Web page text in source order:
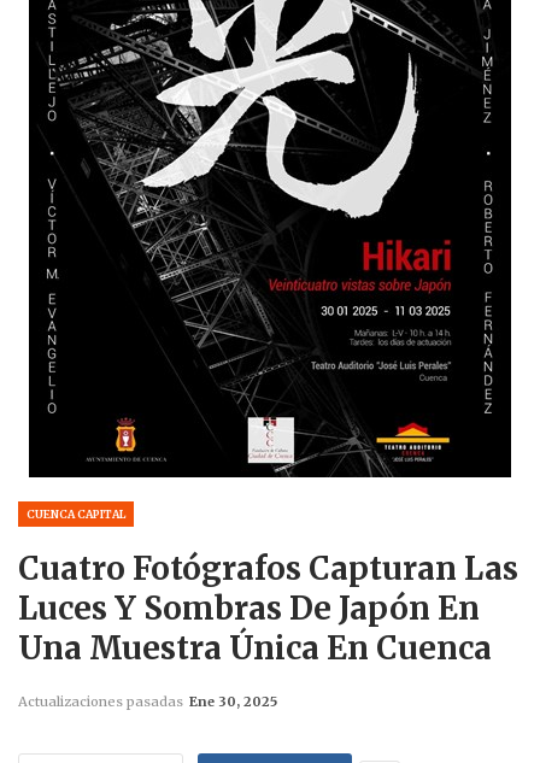
CUENCA CAPITAL
Cuatro Fotógrafos Capturan Las
Luces Y Sombras De Japón En
Una Muestra Única En Cuenca
Actualizaciones pasadas Ene 30, 2025